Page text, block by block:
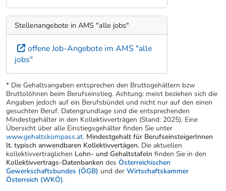
Stellenangebote in AMS "alle jobs"
offene Job-Angebote im AMS "alle
jobs"
* Die Gehaltsangaben entsprechen den Bruttogehältern bzw
Bruttolöhnen beim Berufseinstieg. Achtung: meist beziehen sich die
Angaben jedoch auf ein Berufsbündel und nicht nur auf den einen
gesuchten Beruf. Datengrundlage sind die entsprechenden
Mindestgehälter in den Kollektivverträgen (Stand: 2025). Eine
Übersicht über alle Einstiegsgehälter finden Sie unter
www.gehaltskompass.at. Mindestgehalt für BerufseinsteigerInnen
lt. typisch anwendbaren Kollektivvertägen. Die aktuellen
kollektivvertraglichen Lohn- und Gehaltstafeln finden Sie in den
Kollektivvertrags-Datenbanken des Österreichischen
Gewerkschaftsbundes (ÖGB) und der Wirtschaftskammer
Österreich (WKÖ).